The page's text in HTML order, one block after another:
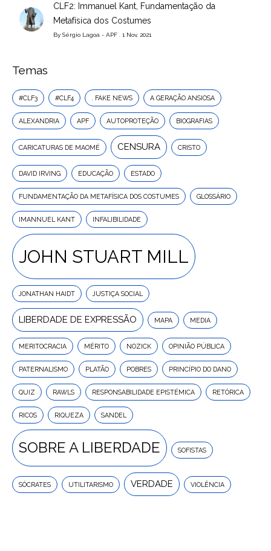
CLF2: Immanuel Kant, Fundamentação da
Metafísica dos Costumes
By Sérgio Lagoa - APF . 1 Nov, 2021
Temas
#CLF3 #CLF4 . FAKE NEWS A GERAÇÃO ANSIOSA
ALEXANDRIA APF AUTOPROTEÇÃO BIOGRAFIAS
CARICATURAS DE MAOMÉ CENSURA CRISTO
DAVID IRVING EDUCAÇÃO ESTADO
FUNDAMENTAÇÃO DA METAFÍSICA DOS COSTUMES GLOSSÁRIO
IMANNUEL KANT INFALIBILIDADE
JOHN STUART MILL
JONATHAN HAIDT JUSTIÇA SOCIAL
LIBERDADE DE EXPRESSÃO MAPA MEDIA
MERITOCRACIA MÉRITO NOZICK OPINIÃO PÚBLICA
PATERNALISMO PLATÃO POBRES PRINCÍPIO DO DANO
QUIZ RAWLS RESPONSABILIDADE EPISTÉMICA RETÓRICA
RICOS RIQUEZA SANDEL
SOBRE A LIBERDADE SOFISTAS
SÓCRATES UTILITARISMO VERDADE VIOLÊNCIA